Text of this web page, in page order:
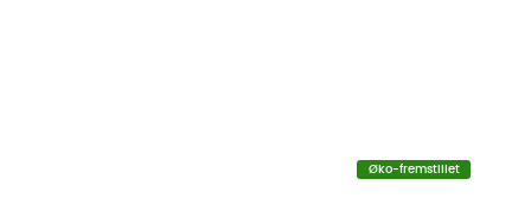
Øko-fremstillet